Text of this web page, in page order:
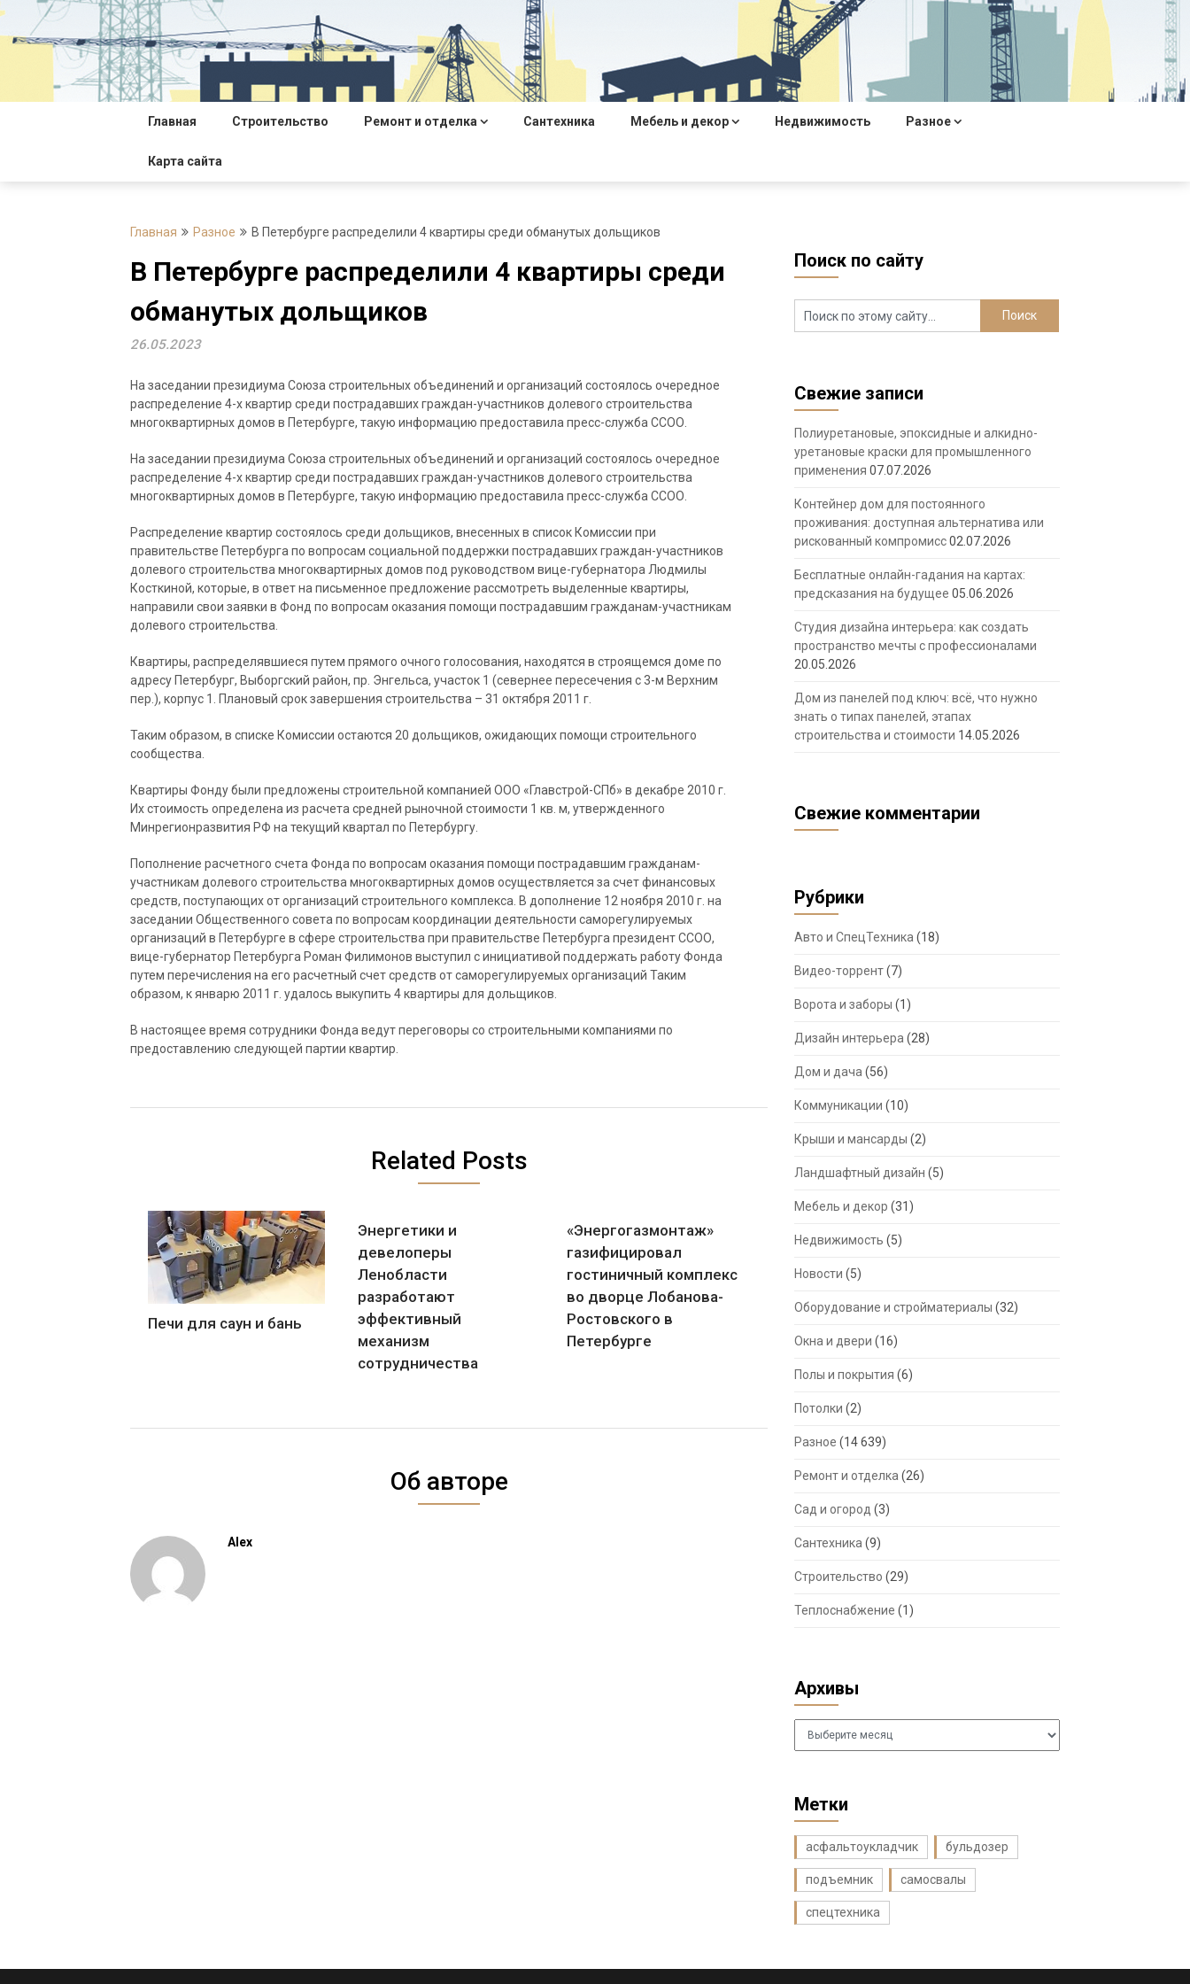
Перейти
содержимому
Главная Строительство Ремонт и отделка Сантехника Мебель и декор Недвижимость Разное
Карта сайта
Главная Разное В Петербурге распределили 4 квартиры среди обманутых дольщиков
В Петербурге распределили 4 квартиры среди
обманутых дольщиков
26.05.2023
На заседании президиума Союза строительных объединений и организаций состоялось очередное
распределение 4-х квартир среди пострадавших граждан-участников долевого строительства
многоквартирных домов в Петербурге, такую информацию предоставила пресс-служба ССОО.
На заседании президиума Союза строительных объединений и организаций состоялось очередное
распределение 4-х квартир среди пострадавших граждан-участников долевого строительства
многоквартирных домов в Петербурге, такую информацию предоставила пресс-служба ССОО.
Распределение квартир состоялось среди дольщиков, внесенных в список Комиссии при
правительстве Петербурга по вопросам социальной поддержки пострадавших граждан-участников
долевого строительства многоквартирных домов под руководством вице-губернатора Людмилы
Косткиной, которые, в ответ на письменное предложение рассмотреть выделенные квартиры,
направили свои заявки в Фонд по вопросам оказания помощи пострадавшим гражданам-участникам
долевого строительства.
Квартиры, распределявшиеся путем прямого очного голосования, находятся в строящемся доме по
адресу Петербург, Выборгский район, пр. Энгельса, участок 1 (севернее пересечения с 3-м Верхним
пер.), корпус 1. Плановый срок завершения строительства – 31 октября 2011 г.
Таким образом, в списке Комиссии остаются 20 дольщиков, ожидающих помощи строительного
сообщества.
Квартиры Фонду были предложены строительной компанией ООО «Главстрой-СПб» в декабре 2010 г.
Их стоимость определена из расчета средней рыночной стоимости 1 кв. м, утвержденного
Минрегионразвития РФ на текущий квартал по Петербургу.
Пополнение расчетного счета Фонда по вопросам оказания помощи пострадавшим гражданам-
участникам долевого строительства многоквартирных домов осуществляется за счет финансовых
средств, поступающих от организаций строительного комплекса. В дополнение 12 ноября 2010 г. на
заседании Общественного совета по вопросам координации деятельности саморегулируемых
организаций в Петербурге в сфере строительства при правительстве Петербурга президент ССОО,
вице-губернатор Петербурга Роман Филимонов выступил с инициативой поддержать работу Фонда
путем перечисления на его расчетный счет средств от саморегулируемых организаций Таким
образом, к январю 2011 г. удалось выкупить 4 квартиры для дольщиков.
В настоящее время сотрудники Фонда ведут переговоры со строительными компаниями по
предоставлению следующей партии квартир.
Related Posts
Печи для саун и бань
Энергетики и
девелоперы
Ленобласти
разработают
эффективный
механизм
сотрудничества
«Энергогазмонтаж»
газифицировал
гостиничный комплекс
во дворце Лобанова-
Ростовского в
Петербурге
Об авторе
Alex
Поиск по сайту
Свежие записи
Полиуретановые, эпоксидные и алкидно-
уретановые краски для промышленного
применения 07.07.2026
Контейнер дом для постоянного
проживания: доступная альтернатива или
рискованный компромисс02.07.2026
Бесплатные онлайн-гадания на картах:
предсказания на будущее 05.06.2026
Студия дизайна интерьера: как создать
пространство мечты с профессионалами
20.05.2026
Дом из панелей под ключ: всё, что нужно
знать о типах панелей, этапах
строительства и стоимости 14.05.2026
Свежие комментарии
Рубрики
Авто и СпецТехника (18)
Видео-торрент(7)
Ворота и заборы (1)
Дизайн интерьера (28)
Дом и дача (56)
Коммуникации (10)
Крыши и мансарды (2)
Ландшафтный дизайн (5)
Мебель и декор (31)
Недвижимость (5)
Новости (5)
Оборудование и стройматериалы (32)
Окна и двери (16)
Полы и покрытия (6)
Потолки (2)
Разное (14 639)
Ремонт и отделка (26)
Сад и огород (3)
Сантехника (9)
Строительство (29)
Теплоснабжение (1)
Архивы
Архивы
Метки
асфальтоукладчик бульдозер
подъемник самосвалы
спецтехника